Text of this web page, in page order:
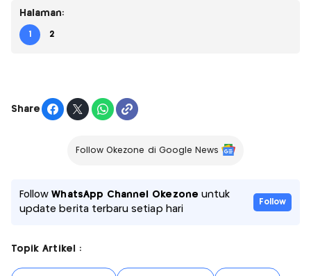
Halaman:
1 2
Share
Follow Okezone di Google News
FollowWhatsApp Channel Okezone untuk
update berita terbaru setiap hari
Follow
Topik Artikel :